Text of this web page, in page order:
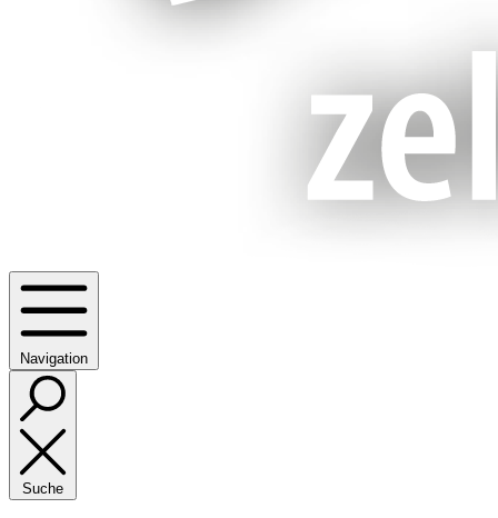
Navigation
Suche